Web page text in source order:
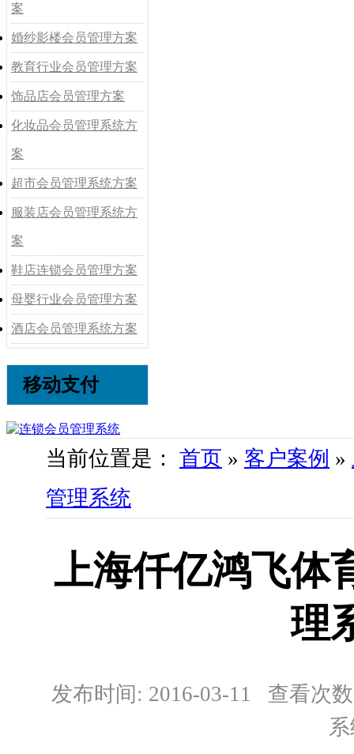
案
婚纱影楼会员管理方案
教育行业会员管理方案
饰品店会员管理方案
化妆品会员管理系统方
案
超市会员管理系统方案
服装店会员管理系统方
案
鞋店连锁会员管理方案
母婴行业会员管理方案
酒店会员管理系统方案
移动支付
当前位置是： 首页 » 客户案例 »
管理系统
上海仟亿鸿飞体
理
发布时间: 2016-03-11 查看次